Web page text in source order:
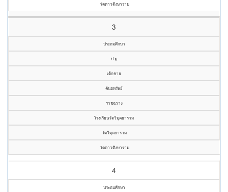
วัดดาวดึงษาราม
3
ประถมศึกษา
ป.๖
เด็กชาย
คันธทรัพย์
ราชฉวาง
โรงเรียนวัดวิมุตยาราม
วัดวิมุตยาราม
วัดดาวดึงษาราม
4
ประถมศึกษา